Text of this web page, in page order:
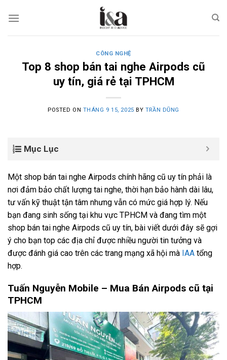
CÔNG NGHỆ
Top 8 shop bán tai nghe Airpods cũ
uy tín, giá rẻ tại TPHCM
POSTED ON THÁNG 9 15, 2025 BY TRẦN DŨNG
Mục Lục
Một shop bán tai nghe Airpods chính hãng cũ uy tín phải là
nơi đảm bảo chất lượng tai nghe, thời hạn bảo hành dài lâu,
tư vấn kỹ thuật tận tâm nhưng vẫn có mức giá hợp lý. Nếu
bạn đang sinh sống tại khu vực TPHCM và đang tìm một
shop bán tai nghe Airpods cũ uy tín, bài viết dưới đây sẽ gợi
ý cho bạn top các địa chỉ được nhiều người tin tưởng và
được đánh giá cao trên các trang mạng xã hội mà IAA tổng
hợp.
Tuấn Nguyễn Mobile – Mua Bán Airpods cũ tại
TPHCM